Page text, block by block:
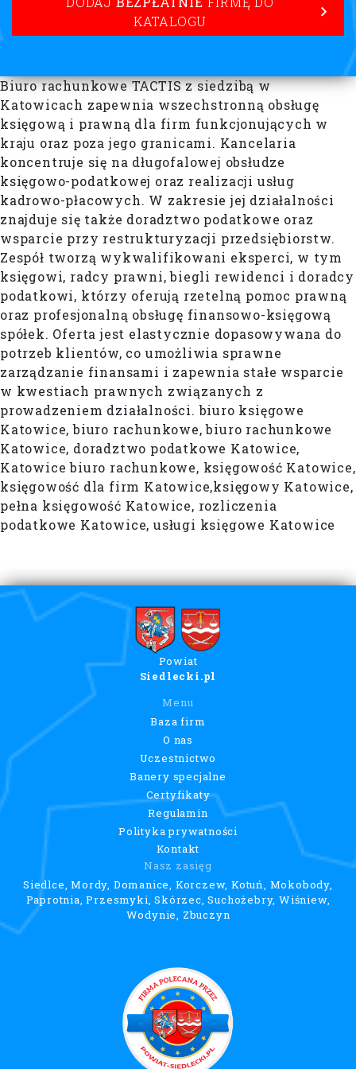
KATALOGU
Biuro rachunkowe TACTIS z siedzibą w
Katowicach zapewnia wszechstronną obsługę
księgową i prawną dla firm funkcjonujących w
kraju oraz poza jego granicami. Kancelaria
koncentruje się na długofalowej obsłudze
księgowo-podatkowej oraz realizacji usług
kadrowo-płacowych. W zakresie jej działalności
znajduje się także doradztwo podatkowe oraz
wsparcie przy restrukturyzacji przedsiębiorstw.
Zespół tworzą wykwalifikowani eksperci, w tym
księgowi, radcy prawni, biegli rewidenci i doradcy
podatkowi, którzy oferują rzetelną pomoc prawną
oraz profesjonalną obsługę finansowo-księgową
spółek. Oferta jest elastycznie dopasowywana do
potrzeb klientów, co umożliwia sprawne
zarządzanie finansami i zapewnia stałe wsparcie
w kwestiach prawnych związanych z
prowadzeniem działalności. biuro księgowe
Katowice, biuro rachunkowe, biuro rachunkowe
Katowice, doradztwo podatkowe Katowice,
Katowice biuro rachunkowe, księgowość Katowice,
księgowość dla firm Katowice,księgowy Katowice,
pełna księgowość Katowice, rozliczenia
podatkowe Katowice, usługi księgowe Katowice
Powiat
Siedlecki.pl
Menu
Baza firm
O nas
Uczestnictwo
Banery specjalne
Certyfikaty
Regulamin
Polityka prywatności
Kontakt
Nasz zasięg
Siedlce, Mordy, Domanice, Korczew, Kotuń, Mokobody,
Paprotnia, Przesmyki, Skórzec, Suchożebry, Wiśniew,
Wodynie, Zbuczyn